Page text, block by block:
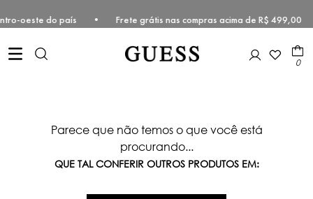
Centro-oeste do país • Frete grátis nas compras acima de R$
0
Parece que não temos o que você está
procurando...
QUE TAL CONFERIR OUTROS PRODUTOS EM: